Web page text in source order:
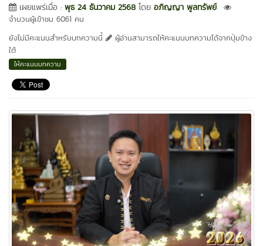
เผยแพร่เมื่อ : พุธ 24 ธันวาคม 2568 โดย อภิญญา พูลทรัพย์
จำนวนผู้เข้าชม 6061 คน
ยังไม่มีคะแนนสำหรับบทความนี้
ผู้อ่านสามารถให้คะแนนบทความได้จากปุ่มข้าง
ใต้
ให้คะแนนบทความ